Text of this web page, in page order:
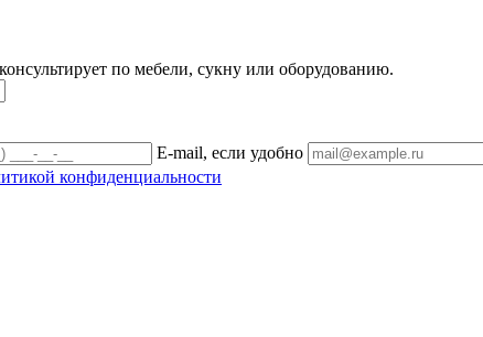
по мебели, сукну или оборудованию.
E-mail, если удобно
конфиденциальности